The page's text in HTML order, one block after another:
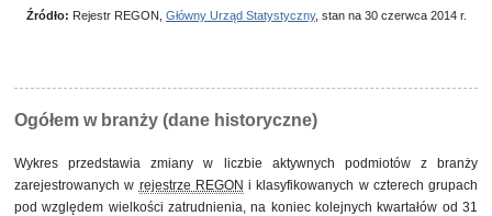
Źródło: Rejestr REGON, Główny Urząd Statystyczny, stan na 30 czerwca 2014 r.
Ogółem w branży (dane historyczne)
Wykres przedstawia zmiany w liczbie aktywnych podmiotów z branży
zarejestrowanych w rejestrze REGON i klasyfikowanych w czterech grupach
pod względem wielkości zatrudnienia, na koniec kolejnych kwartałów od 31